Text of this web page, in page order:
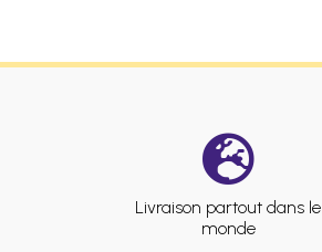
Livraison partout dans le
monde